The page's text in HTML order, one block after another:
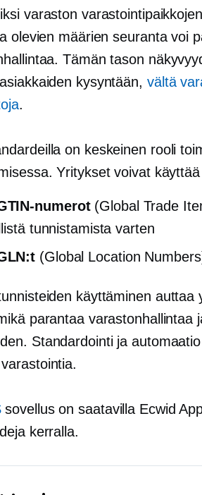
varaston
olevien määrien seuranta voi
Tämän tason
kysyntään, vältä
.
on keskeinen rooli
Yritykset voivat
numerot(Global Trade
tunnistamista varten
(Global Location
käyttäminen auttaa
parantaa varastonhallintaa
Standardointi ja
sovellus on saatavilla Ecwid
kerralla.